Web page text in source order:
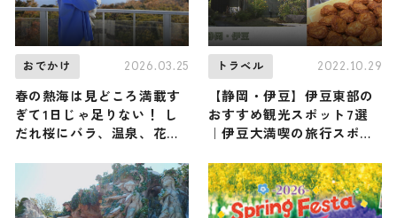
おでかけ 2026.03.25
春の熱海は見どころ満載す
ぎて1日じゃ足りない！ し
だれ桜にバラ、温泉、花
各種イベントなど、4月の
最新おすすめ情報を一挙ご
紹介
トラベル 2022.10.29
【静岡・伊豆】伊豆東部の
おすすめ観光スポット7選
｜伊豆大満喫の旅行スポッ